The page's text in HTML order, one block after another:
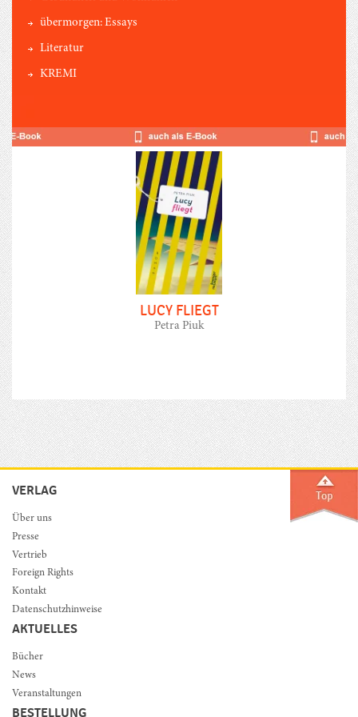
übermorgen: Essays
Literatur
KREMI
LUCY FLIEGT
Petra Piuk
VERLAG
Über uns
Presse
Vertrieb
Foreign Rights
Kontakt
Datenschutzhinweise
AKTUELLES
Bücher
News
Veranstaltungen
BESTELLUNG